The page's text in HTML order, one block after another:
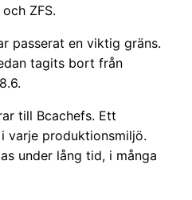
ZFS.
passerat en viktig gräns.
tagits bort från
till Bcachefs. Ett
varje produktionsmiljö.
under lång tid, i många